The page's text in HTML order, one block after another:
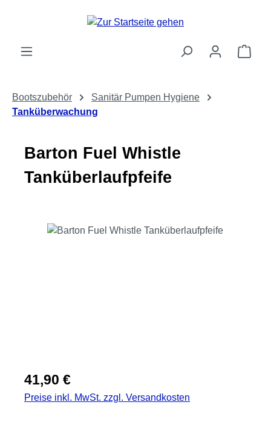
Zum Hauptinhalt springen
Bootszubehör
Sanitär Pumpen Hygiene
Tanküberwachung
Barton Fuel Whistle
Tanküberlaufpfeife
Bildergalerie überspringen
Regulärer Preis:
41,90 €
Preise inkl. MwSt. zzgl. Versandkosten